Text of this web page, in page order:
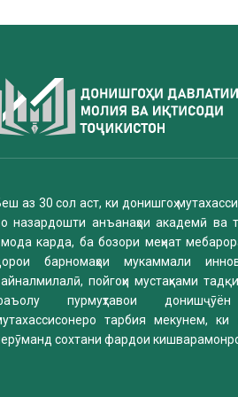
аз 30 сол аст, ки донишгоҳ
назардошти анъанаҳои академӣ ва
карда, ба бозори меҳнат
барномаҳои мукаммали
пойгоҳи мустаҳками
пурмуҳтавои
тарбия мекунем,
сохтани фардои